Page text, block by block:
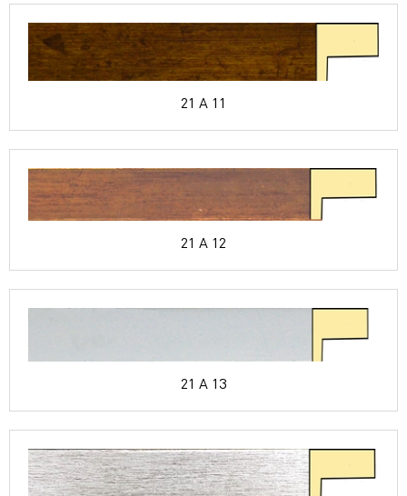
21 A 11
21 A 12
21 A 13